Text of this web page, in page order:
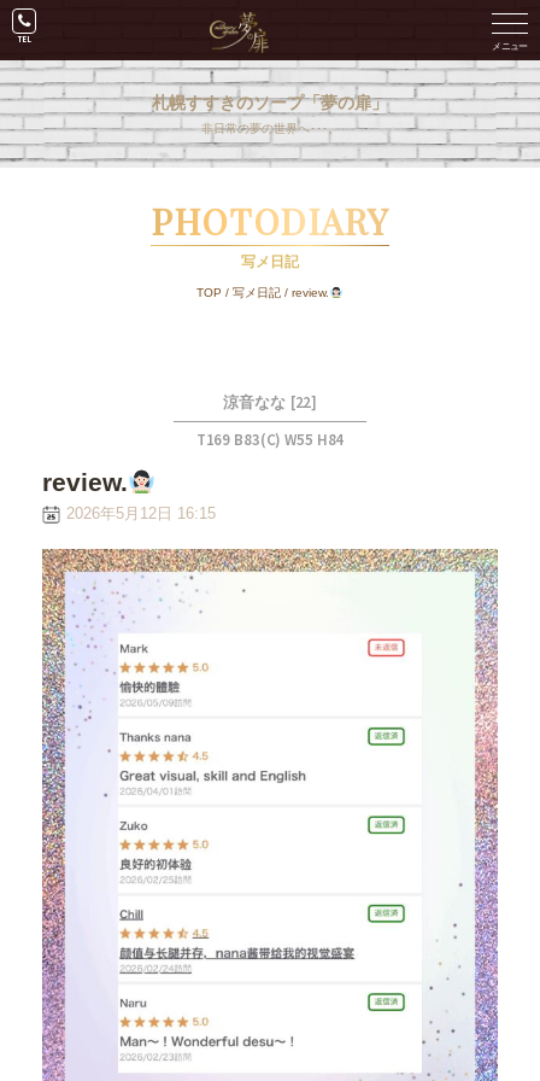
札幌すすきのソープ「夢の扉」
非日常の夢の世界へ･･･。
PHOTODIARY
写メ日記
TOP /写メ日記 /review.
涼音なな [22]
T169 B83(C) W55 H84
review.
2026年5月12日 16:15